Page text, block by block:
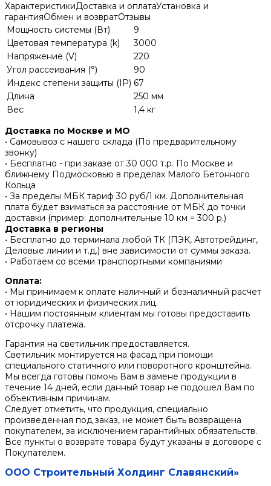
ХарактеристикиДоставка и оплатаУстановка и
гарантияОбмен и возвратОтзывы
Мощность системы (Вт)
9
Цветовая температура (k)
3000
Напряжение (V)
220
Угол рассеивания (°)
90
Индекс степени защиты (IP) 67
Длина
250 мм
Вес
1,4 кг
Доставка по Москве и МО
• Самовывоз с нашего склада (По предварительному
звонку)
• Бесплатно - при заказе от 30 000 т.р. По Москве и
ближнему Подмосковью в пределах Малого Бетонного
Кольца
• За пределы МБК тариф 30 руб/1 км. Дополнительная
плата будет взиматься за расстояние от МБК до точки
доставки (пример: дополнительные 10 км = 300 р.)
Доставка в регионы
• Бесплатно до терминала любой ТК (ПЭК, Автотрейдинг,
Деловые линии и т.д.) вне зависимости от суммы заказа.
• Работаем со всеми транспортными компаниями
Оплата:
• Мы принимаем к оплате наличный и безналичный расчет
от юридических и физических лиц.
• Нашим постоянным клиентам мы готовы предоставить
отсрочку платежа.
Гарантия на светильник предоставляется.
Светильник монтируется на фасад при помощи
специального статичного или поворотного кронштейна.
Мы всегда готовы помочь Вам в замене продукции в
течение 14 дней, если данный товар не подошел Вам по
объективным причинам.
Следует отметить, что продукция, специально
произведенная под заказ, не может быть возвращена
покупателем, за исключением гарантийных обязательств.
Все пункты о возврате товара будут указаны в договоре с
Покупателем.
ООО Строительный Холдинг Славянский»